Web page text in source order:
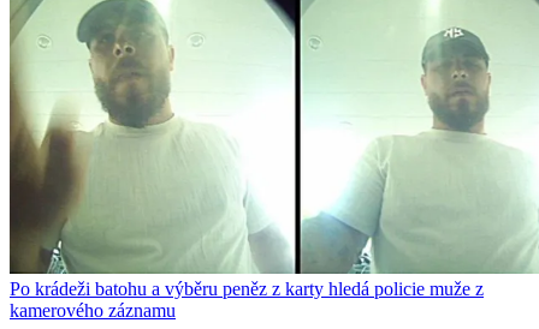
Po krádeži batohu a výběru peněz z karty hledá policie muže z
kamerového záznamu